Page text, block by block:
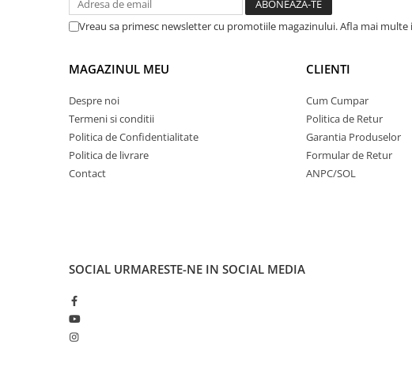
Vreau sa primesc newsletter cu promotiile magazinului. Afla mai multe
MAGAZINUL MEU
Despre noi
Termeni si conditii
Politica de Confidentialitate
Politica de livrare
Contact
CLIENTI
Cum Cumpar
Politica de Retur
Garantia Produselor
Formular de Retur
ANPC/SOL
SOCIAL URMARESTE-NE IN SOCIAL MEDIA